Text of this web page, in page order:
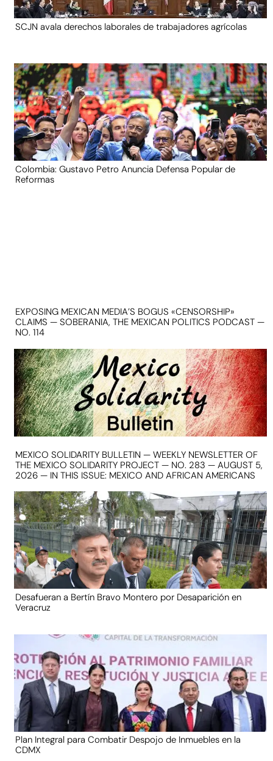
SCJN avala derechos laborales de trabajadores agrícolas
Colombia: Gustavo Petro Anuncia Defensa Popular de
Reformas
EXPOSING MEXICAN MEDIA’S BOGUS «CENSORSHIP»
CLAIMS — SOBERANIA, THE MEXICAN POLITICS PODCAST —
NO. 114
MEXICO SOLIDARITY BULLETIN — WEEKLY NEWSLETTER OF
THE MEXICO SOLIDARITY PROJECT — NO. 283 — AUGUST 5,
2026 — IN THIS ISSUE: MEXICO AND AFRICAN AMERICANS
Desafueran a Bertín Bravo Montero por Desaparición en
Veracruz
Plan Integral para Combatir Despojo de Inmuebles en la
CDMX